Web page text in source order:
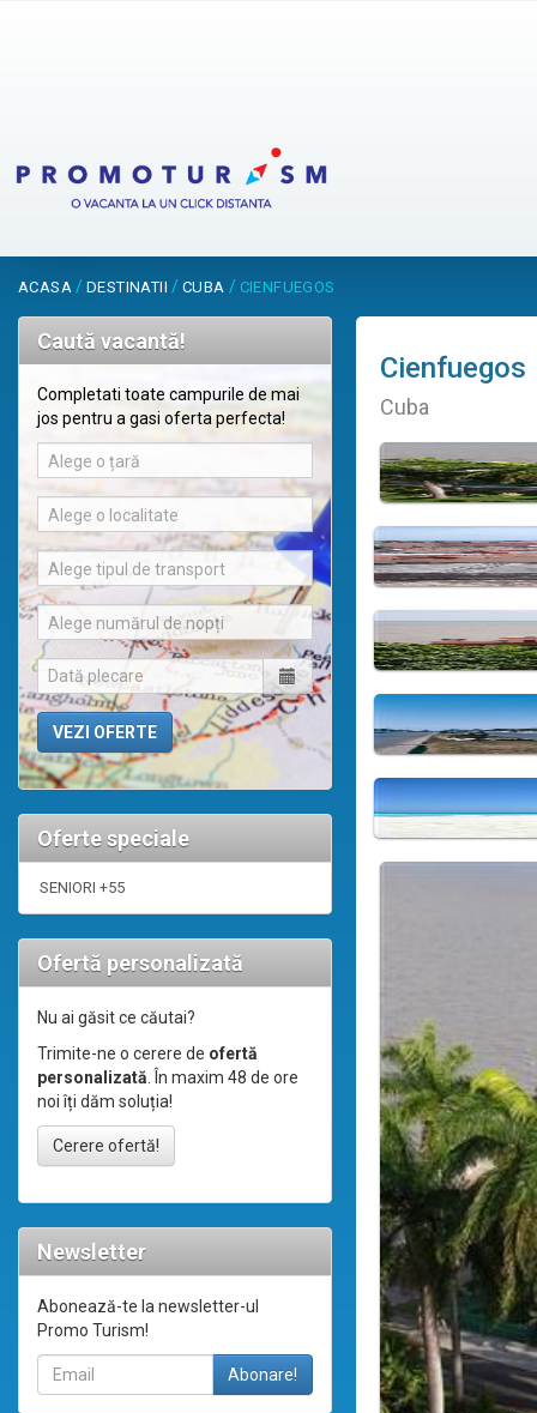
ACASA / DESTINATII / CUBA / CIENFUEGOS
Caută vacantă!
Completati toate campurile de mai
jos pentru a gasi oferta perfecta!
Alege o țară
Alege o localitate
Alege tipul de transport
Alege numărul de nopți
Oferte speciale
SENIORI +55
Ofertă personalizată
Nu ai găsit ce căutai?
Trimite-ne o cerere de ofertă
personalizată. În maxim 48 de ore
noi îți dăm soluția!
Cerere ofertă!
Newsletter
Abonează-te la newsletter-ul
Promo Turism!
Cienfuegos
Cuba